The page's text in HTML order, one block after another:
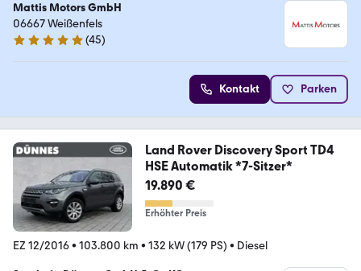
Mattis Motors GmbH
06667 Weißenfels
4.8 Sterne
(45)
Kontakt Parken
Land Rover Discovery Sport TD4
HSE Automatik *7-Sitzer*
19.890 €
Erhöhter Preis
EZ 12/2016• 103.800 km • 132 kW (179 PS) • Diesel